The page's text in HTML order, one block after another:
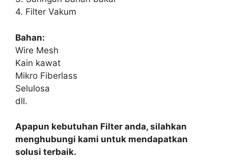
4. Filter Vakum
Bahan:
Wire Mesh
Kain kawat
Mikro Fiberlass
Selulosa
dll.
Apapun kebutuhan Filter anda, silahkan
menghubungi kami untuk mendapatkan
solusi terbaik.